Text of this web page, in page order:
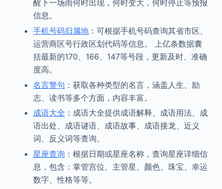
醒下一场雨何时出现，何时变大，何时停止等预报
信息。
手机号码归属地：可根据手机号码查询其省市区、
运营商区号行政区划代码等信息。 上亿条数据囊
括最新的170、166、147等号段，更新及时、准确
度高。
名言警句 ：获取各种类型的名言，涵盖人生、励
志、读书等多个方面，内容丰富。
成语大全 ：成语大全提供成语解释、成语用法、成
语出处、成语谜语、成语故事、成语接龙、近义
词、反义词等查询。
星座查询 ：根据日期或星座名称，查询星座详细信
息，包含：掌管宫位、主管星、颜色、珠宝、幸运
数字、性格等等。